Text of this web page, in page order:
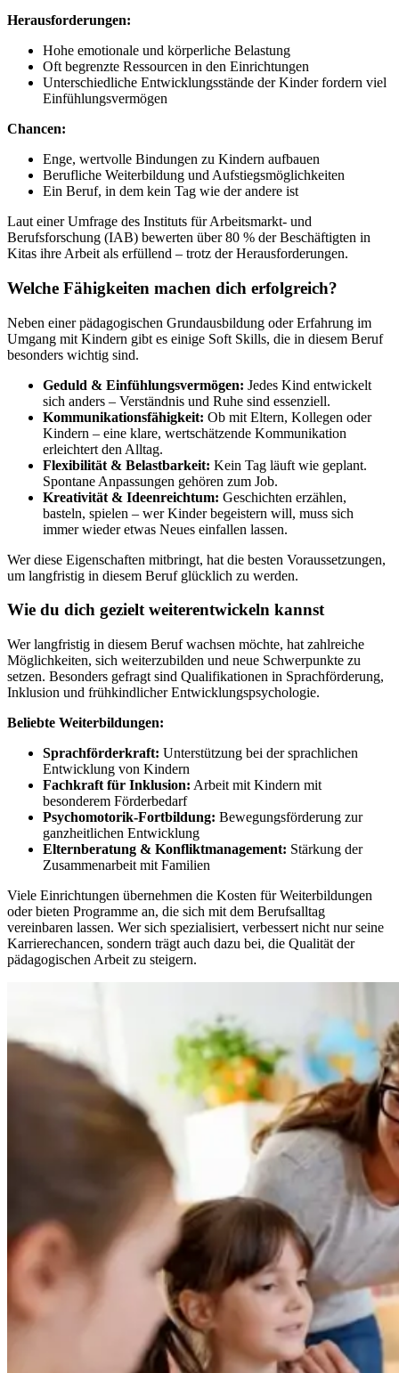
Herausforderungen:
Hohe emotionale und körperliche Belastung
Oft begrenzte Ressourcen in den Einrichtungen
Unterschiedliche Entwicklungsstände der Kinder fordern viel
Einfühlungsvermögen
Chancen:
Enge, wertvolle Bindungen zu Kindern aufbauen
Berufliche Weiterbildung und Aufstiegsmöglichkeiten
Ein Beruf, in dem kein Tag wie der andere ist
Laut einer Umfrage des Instituts für Arbeitsmarkt- und
Berufsforschung (IAB) bewerten über 80 % der Beschäftigten in
Kitas ihre Arbeit als erfüllend – trotz der Herausforderungen.
Welche Fähigkeiten machen dich erfolgreich?
Neben einer pädagogischen Grundausbildung oder Erfahrung im
Umgang mit Kindern gibt es einige Soft Skills, die in diesem Beruf
besonders wichtig sind.
Geduld & Einfühlungsvermögen: Jedes Kind entwickelt
sich anders – Verständnis und Ruhe sind essenziell.
Kommunikationsfähigkeit: Ob mit Eltern, Kollegen oder
Kindern – eine klare, wertschätzende Kommunikation
erleichtert den Alltag.
Flexibilität & Belastbarkeit: Kein Tag läuft wie geplant.
Spontane Anpassungen gehören zum Job.
Kreativität & Ideenreichtum: Geschichten erzählen,
basteln, spielen – wer Kinder begeistern will, muss sich
immer wieder etwas Neues einfallen lassen.
Wer diese Eigenschaften mitbringt, hat die besten Voraussetzungen,
um langfristig in diesem Beruf glücklich zu werden.
Wie du dich gezielt weiterentwickeln kannst
Wer langfristig in diesem Beruf wachsen möchte, hat zahlreiche
Möglichkeiten, sich weiterzubilden und neue Schwerpunkte zu
setzen. Besonders gefragt sind Qualifikationen in Sprachförderung,
Inklusion und frühkindlicher Entwicklungspsychologie.
Beliebte Weiterbildungen:
Sprachförderkraft: Unterstützung bei der sprachlichen
Entwicklung von Kindern
Fachkraft für Inklusion: Arbeit mit Kindern mit
besonderem Förderbedarf
Psychomotorik-Fortbildung: Bewegungsförderung zur
ganzheitlichen Entwicklung
Elternberatung & Konfliktmanagement: Stärkung der
Zusammenarbeit mit Familien
Viele Einrichtungen übernehmen die Kosten für Weiterbildungen
oder bieten Programme an, die sich mit dem Berufsalltag
vereinbaren lassen. Wer sich spezialisiert, verbessert nicht nur seine
Karrierechancen, sondern trägt auch dazu bei, die Qualität der
pädagogischen Arbeit zu steigern.